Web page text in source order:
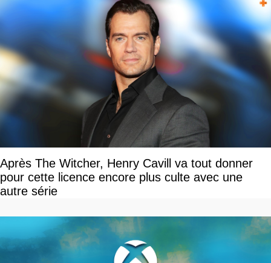
Après The Witcher, Henry Cavill va tout donner
pour cette licence encore plus culte avec une
autre série